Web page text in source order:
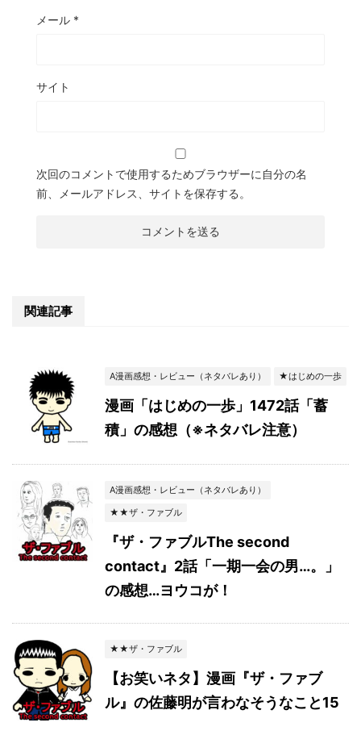
メール *
サイト
次回のコメントで使用するためブラウザーに自分の名
前、メールアドレス、サイトを保存する。
関連記事
A漫画感想・レビュー（ネタバレあり） ★はじめの一歩
漫画「はじめの一歩」1472話「蓄
積」の感想（※ネタバレ注意）
A漫画感想・レビュー（ネタバレあり）
★★ザ・ファブル
『ザ・ファブルThe second
contact』2話「一期一会の男…。」
の感想…ヨウコが！
★★ザ・ファブル
【お笑いネタ】漫画『ザ・ファブ
ル』の佐藤明が言わなそうなこと15